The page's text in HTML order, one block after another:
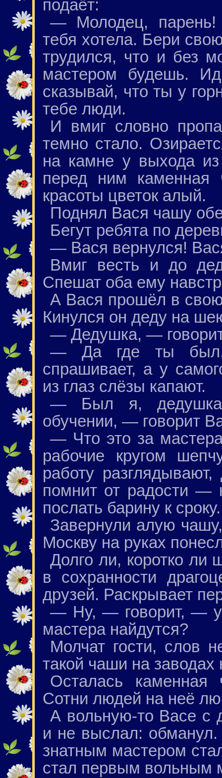
подаёт:
— Молодец,
тебя хотела. Бери
трудился, что и без
мастером будешь.
сказывай, что ты у
тебе люди.
И вмиг словно
темно стало.
на камне у выхода
перед ним
красоты цветок алый.
Поднял Вася чашу
Бегут ребята по
— Вася вернулся!
Вмиг весть и до
Спешат оба ему
А Вася прошёл в свою
Кинулся он деду на
— Дедушка, —
— Да где ты был,
спрашивает, а у
из глаз слёзы капают.
— Был я,
обучении, — говорит
— Что это за
рабочие кругом
работу
помнит от радости —
послать барину к сроку.
Завернули алую
Москву на руках
Долго ли, коротко ли
в сохранности
друзей. Раскрывает
— Ну, — говорит, — у
мастера найдутся?
Молчат гости, слов
такой чаши на заводах
Осталась
Сотни людей на неё
А вольную-то Васе с
и не выслал:
знатным мастером
стал первым вольным